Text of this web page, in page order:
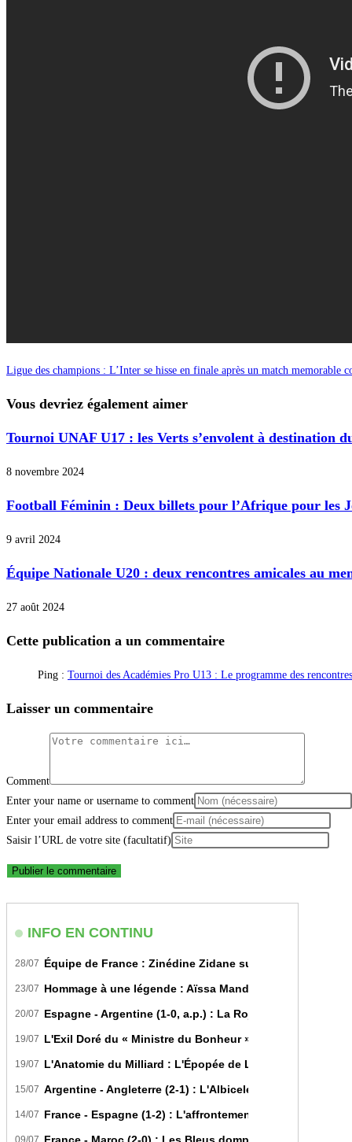
INFO EN CONTINU
28/07 Équipe de France : Zinédine Zidane succède
23/07 Hommage à une légende : Aïssa Mandi tire sa
20/07 Espagne - Argentine (1-0, a.p.) : La Roja sur le toit du
19/07 L'Exil Doré du « Ministre du Bonheur » : Dans les
19/07 L'Anatomie du Milliard : L'Épopée de Lamine Yamal du
15/07 Argentine - Angleterre (2-1) : L'Albiceleste renverse les
14/07 France - Espagne (1-2) : L'affrontement tactique ultime
09/07
Ligue des champions : L’Inter se hisse en finale après un match memorable
Vous devriez également aimer
Tournoi UNAF U17 : les Verts s’envolent à destination
8 novembre 2024
Football Féminin : Deux billets pour l’Afrique pour les
9 avril 2024
Équipe Nationale U20 : deux rencontres amicales au
27 août 2024
Cette publication a un commentaire
Ping : Tournoi des Académies Pro U13 : Le programme des
Laisser un commentaire
Comment
Enter your name or username to comment
Enter your email address to comment
Saisir l’URL de votre site (facultatif)